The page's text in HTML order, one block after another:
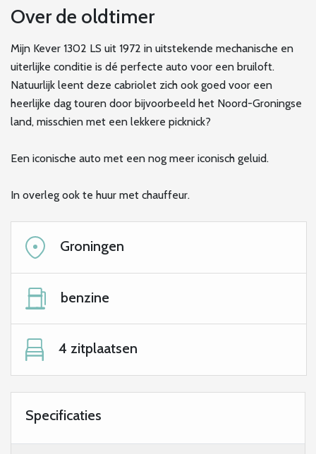
Over de oldtimer
Mijn Kever 1302 LS uit 1972 in uitstekende mechanische en
uiterlijke conditie is dé perfecte auto voor een bruiloft.
Natuurlijk leent deze cabriolet zich ook goed voor een
heerlijke dag touren door bijvoorbeeld het Noord-Groningse
land, misschien met een lekkere picknick?
Een iconische auto met een nog meer iconisch geluid.
In overleg ook te huur met chauffeur.
Groningen
benzine
4 zitplaatsen
Specificaties